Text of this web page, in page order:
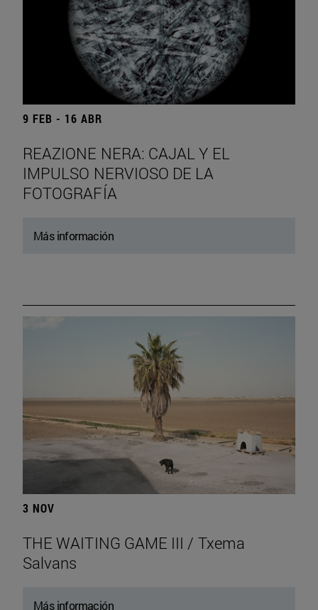
9 FEB - 16 ABR
REAZIONE NERA: CAJAL Y EL
IMPULSO NERVIOSO DE LA
FOTOGRAFÍA
Más información
3 NOV
THE WAITING GAME III / Txema
Salvans
Más información